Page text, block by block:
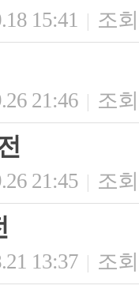
15:41 | 조
21:46 | 조
21:45 | 조
13:37 | 조